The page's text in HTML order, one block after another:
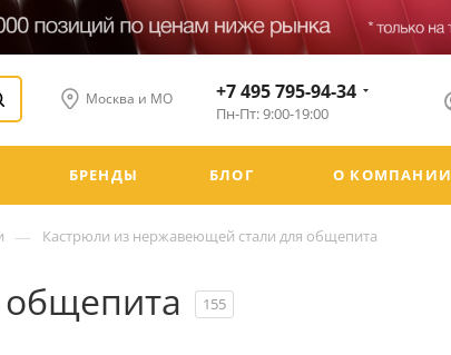
Москва и МО +7 495 795-94-34
Пн-Пт: 9:00-19:00
БРЕНДЫ БЛОГ О КОМПАНИИ
— Кастрюли из нержавеющей стали для общепита
155